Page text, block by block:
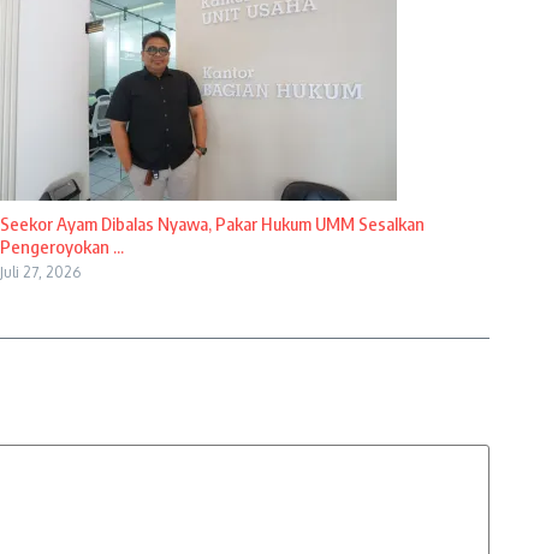
Seekor Ayam Dibalas Nyawa, Pakar Hukum UMM Sesalkan
Pengeroyokan ...
Juli 27, 2026